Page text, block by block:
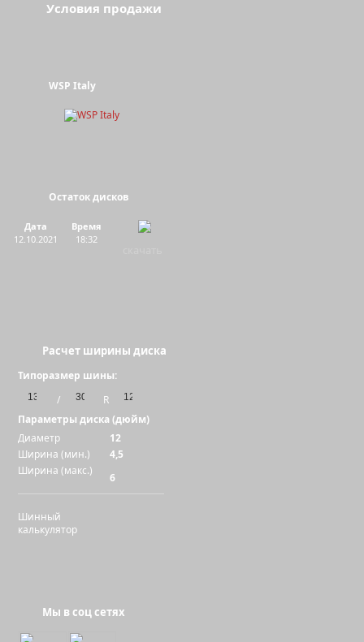
Условия продажи
WSP Italy
Остаток дисков
Дата
12.10.2021
Время
18:32
Расчет ширины диска
Типоразмер шины:
/
R
Параметры диска (дюйм)
Диаметр
12
Ширина (мин.)
4,5
Ширина (макс.)
6
Шинный
калькулятор
Мы в соц сетях